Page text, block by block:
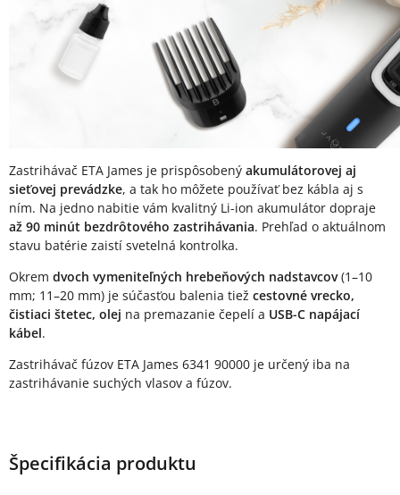
Zastrihávač ETA James je prispôsobený akumulátorovej aj
sieťovej prevádzke, a tak ho môžete používať bez kábla aj s
ním. Na jedno nabitie vám kvalitný Li-ion akumulátor dopraje
až 90 minút bezdrôtového zastrihávania. Prehľad o aktuálnom
stavu batérie zaistí svetelná kontrolka.
Okrem dvoch vymeniteľných hrebeňových nadstavcov(1–10
mm; 11–20 mm) je súčasťou balenia tiež cestovné vrecko,
čistiaci štetec, olej na premazanie čepelí a USB-C napájací
kábel.
Zastrihávač fúzov ETA James 6341 90000 je určený iba na
zastrihávanie suchých vlasov a fúzov.
Špecifikácia produktu